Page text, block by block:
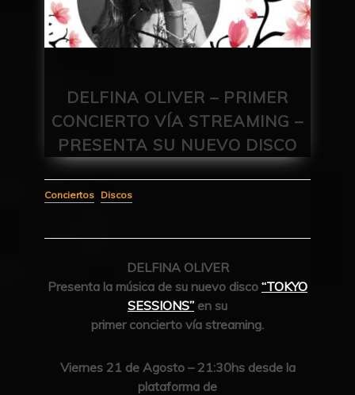
DELFINA OLIVER – PRIMER
CONCIERTO VÍA STREAMING –
PRESENTA SU NUEVO DISCO
Conciertos Discos
DELFINA OLIVER
Presenta la música de su nuevo disco “TOKYO
SESSIONS” en su
primer concierto vía streaming.
Viernes 21 de Agosto – 21:30hs desde la
plataforma de